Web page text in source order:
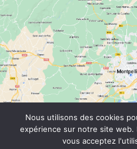
Nous utilisons des cookies
expérience sur notre site
vous acceptez